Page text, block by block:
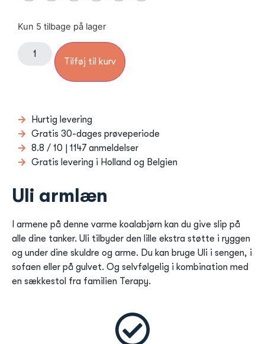
Kun 5 tilbage på lager
Tilføj til kurv
Hurtig levering
Gratis 30-dages prøveperiode
8.8 / 10 | 1147 anmeldelser
Gratis levering i Holland og Belgien
Uli armlæn
I armene på denne varme koalabjørn kan du give slip på
alle dine tanker. Uli tilbyder den lille ekstra støtte i ryggen
og under dine skuldre og arme. Du kan bruge Uli i sengen, i
sofaen eller på gulvet. Og selvfølgelig i kombination med
en sækkestol fra familien Terapy.